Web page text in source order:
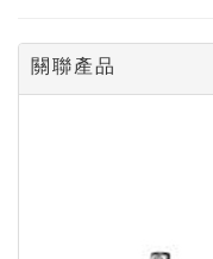
關聯產品